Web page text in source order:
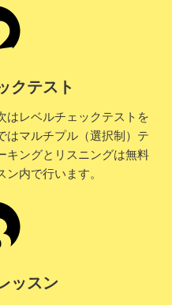
クテスト
はレベルチェックテストを
はマルチプル（選択制）テ
キングとリスニングは無料
内で行います。
ッスン